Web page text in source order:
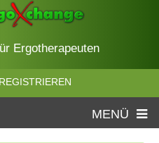
Ergotherapeuten
MENÜ